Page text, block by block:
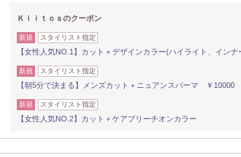
Ｋｉｉｔｏｓのクーポン
新規 スタイリスト指定
【女性人気NO.1】カット＋デザインカラー(ハイライト、インナ
新規 スタイリスト指定
【朝5分で決まる】メンズカット＋ニュアンスパーマ ￥10000
新規 スタイリスト指定
【女性人気NO.2】カット＋ケアブリーチオンカラー